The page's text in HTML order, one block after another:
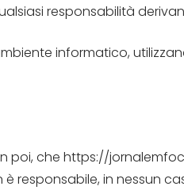
responsabilità
informatico,
poi, che https://
in nessun